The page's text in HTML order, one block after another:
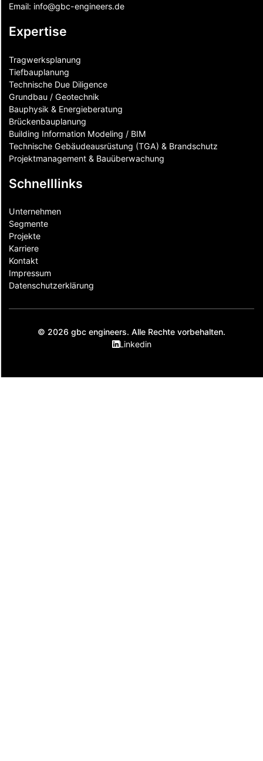
Email: info@gbc-engineers.de
Expertise
Tragwerksplanung
Tiefbauplanung
Technische Due Diligence
Grundbau / Geotechnik
Bauphysik & Energieberatung
Brückenbauplanung
Building Information Modeling / BIM
Technische Gebäudeausrüstung (TGA) & Brandschutz
Projektmanagement & Bauüberwachung
Schnelllinks
Unternehmen
Segmente
Projekte
Karriere
Kontakt
Impressum
Datenschutzerklärung
© 2026 gbc engineers. Alle Rechte vorbehalten.
Linkedin